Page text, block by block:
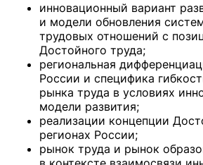
инновационный вариант
и модели обновления
трудовых отношений с
Достойного труда;
региональная
России и специфика
рынка труда в условиях
модели развития;
реализации концепции
регионах России;
рынок труда и рынок